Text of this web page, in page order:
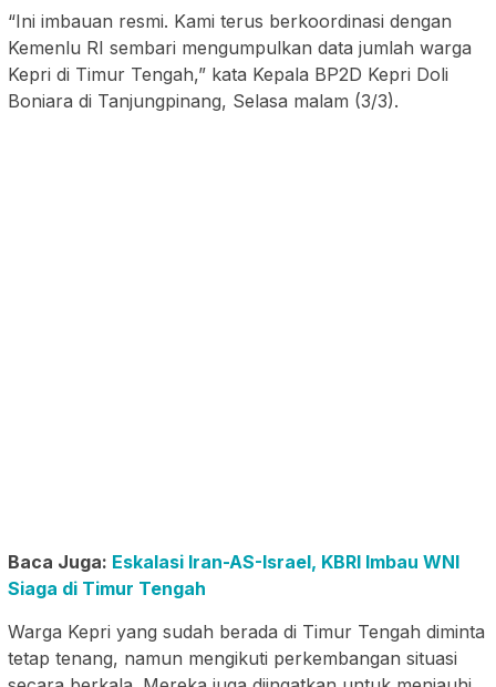
“Ini imbauan resmi. Kami terus berkoordinasi dengan
Kemenlu RI sembari mengumpulkan data jumlah warga
Kepri di Timur Tengah,” kata Kepala BP2D Kepri Doli
Boniara di Tanjungpinang, Selasa malam (3/3).
Baca Juga: Eskalasi Iran-AS-Israel, KBRI Imbau WNI
Siaga di Timur Tengah
Warga Kepri yang sudah berada di Timur Tengah diminta
tetap tenang, namun mengikuti perkembangan situasi